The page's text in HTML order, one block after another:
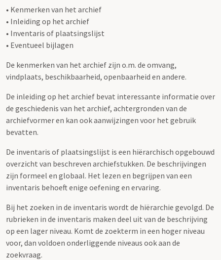
• Kenmerken van het archief
• Inleiding op het archief
• Inventaris of plaatsingslijst
• Eventueel bijlagen
De kenmerken van het archief zijn o.m. de omvang,
vindplaats, beschikbaarheid, openbaarheid en andere.
De inleiding op het archief bevat interessante informatie over
de geschiedenis van het archief, achtergronden van de
archiefvormer en kan ook aanwijzingen voor het gebruik
bevatten.
De inventaris of plaatsingslijst is een hiërarchisch opgebouwd
overzicht van beschreven archiefstukken. De beschrijvingen
zijn formeel en globaal. Het lezen en begrijpen van een
inventaris behoeft enige oefening en ervaring.
Bij het zoeken in de inventaris wordt de hiërarchie gevolgd. De
rubrieken in de inventaris maken deel uit van de beschrijving
op een lager niveau. Komt de zoekterm in een hoger niveau
voor, dan voldoen onderliggende niveaus ook aan de
zoekvraag.